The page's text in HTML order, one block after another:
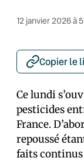
12 janvier 2026 à
Copier le
Ce lundi
pesticides
France.
repoussé
faits continus